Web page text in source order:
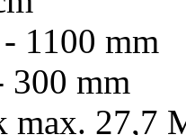
1100 mm
300 mm
max. 27,7